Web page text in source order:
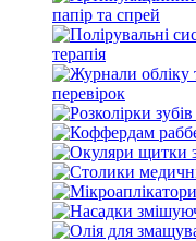
папір та спрей
терапія
перевірок